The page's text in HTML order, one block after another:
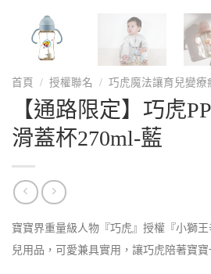
首頁 / 授權聯名 / 巧虎魔法讓育兒變療
【通路限定】巧虎
滑蓋杯270ml-藍
寶寶界重量級人物『巧虎』授權『小獅
兒用品，可愛兼具實用，讓巧虎陪著寶